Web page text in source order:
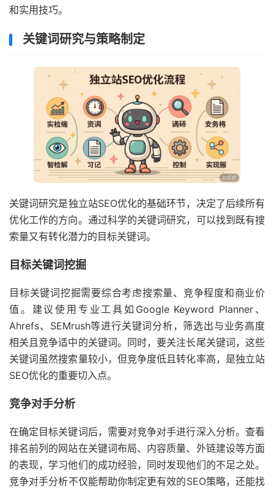
和实用技巧。
关键词研究与策略制定
关键词研究是独立站SEO优化的基础环节，决定了后续所有
优化工作的方向。通过科学的关键词研究，可以找到既有搜
索量又有转化潜力的目标关键词。
目标关键词挖掘
目标关键词挖掘需要综合考虑搜索量、竞争程度和商业价
值。建议使用专业工具如Google Keyword Planner、
Ahrefs、SEMrush等进行关键词分析，筛选出与业务高度
相关且竞争适中的关键词。同时，要关注长尾关键词，这些
关键词虽然搜索量较小，但竞争度低且转化率高，是独立站
SEO优化的重要切入点。
竞争对手分析
在确定目标关键词后，需要对竞争对手进行深入分析。查看
排名前列的网站在关键词布局、内容质量、外链建设等方面
的表现，学习他们的成功经验，同时发现他们的不足之处。
竞争对手分析不仅能帮助你制定更有效的SEO策略，还能找